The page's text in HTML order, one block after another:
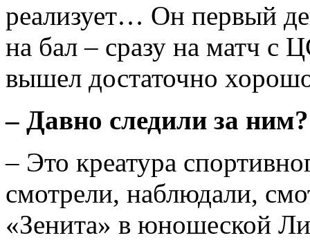
реализует… Он первый
на бал – сразу на матч
вышел достаточно
– Давно следили за ним?
– Это креатура
смотрели, наблюдали,
«Зенита» в юношеской